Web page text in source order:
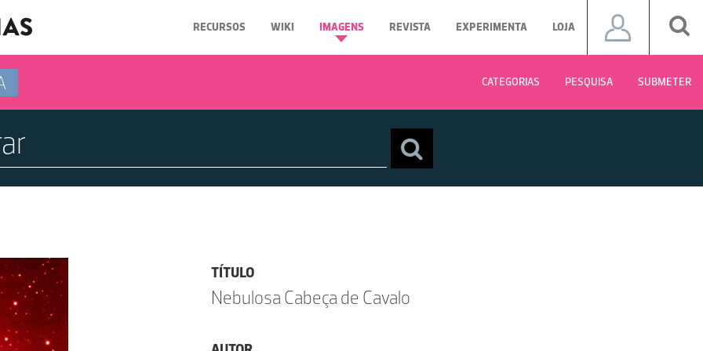
RECURSOS WIKI IMAGENS REVISTA EXPERIMENTA LOJA
CATEGORIAS PESQUISA SUBMETER
TÍTULO
Nebulosa Cabeça de Cavalo